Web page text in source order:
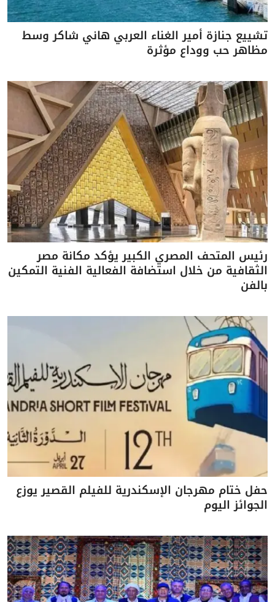
تشييع جنازة أمير الغناء العربي هاني شاكر وسط
مظاهر حب ووداع مؤثرة
رئيس المتحف المصري الكبير يؤكد مكانة مصر
الثقافية من خلال استضافة الفعالية الفنية التمكين
بالفن
حفل ختام مهرجان الإسكندرية للفيلم القصير يوزع
الجوائز اليوم